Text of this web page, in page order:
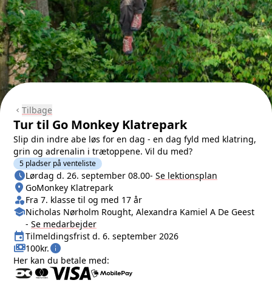
chevron_left Tilbage
Tur til Go Monkey Klatrepark
Slip din indre abe løs for en dag - en dag fyld med klatring,
grin og adrenalin i trætoppene. Vil du med?
5 pladser på venteliste
Næste lektion
scheduleLørdag d. 26. september 08.00- Se lektionsplan
Sted/Adresse
location_on GoMonkey Klatrepark
Klasse/Aldersbegrænsning
person_shieldFra 7. klasse til og med 17 år
Medarbejder
schoolNicholas Nørholm Rought, Alexandra Kamiel A De Geest
- Se medarbejder
Tilmeldingsfrist
eventTilmeldingsfrist d. 6. september 2026
Pris
payments100kr.info
Her kan du betale med: